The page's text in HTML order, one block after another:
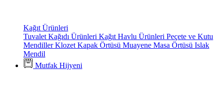
Kağıt Ürünleri
Tuvalet Kağıdı Ürünleri Kağıt Havlu Ürünleri Peçete ve Kutu
MendillerKlozet Kapak Örtüsü Muayene Masa Örtüsü Islak
Mendil
Mutfak Hijyeni